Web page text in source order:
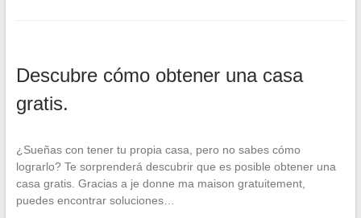
Descubre cómo obtener una casa
gratis.
¿Sueñas con tener tu propia casa, pero no sabes cómo
lograrlo? Te sorprenderá descubrir que es posible obtener una
casa gratis. Gracias a je donne ma maison gratuitement,
puedes encontrar soluciones…